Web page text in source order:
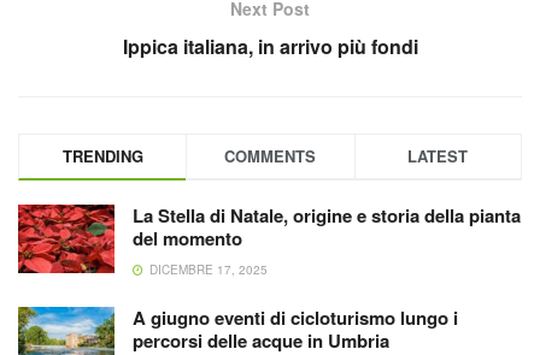
Next Post
Ippica italiana, in arrivo più fondi
TRENDING COMMENTS LATEST
La Stella di Natale, origine e storia della pianta
del momento
DICEMBRE 17, 2025
A giugno eventi di cicloturismo lungo i
percorsi delle acque in Umbria